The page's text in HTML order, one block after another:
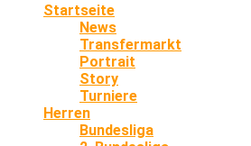
Startseite
News
Transfermarkt
Portrait
Story
Turniere
Herren
Bundesliga